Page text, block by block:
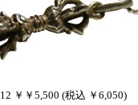
￥￥5,500 (税込 ￥6,050)